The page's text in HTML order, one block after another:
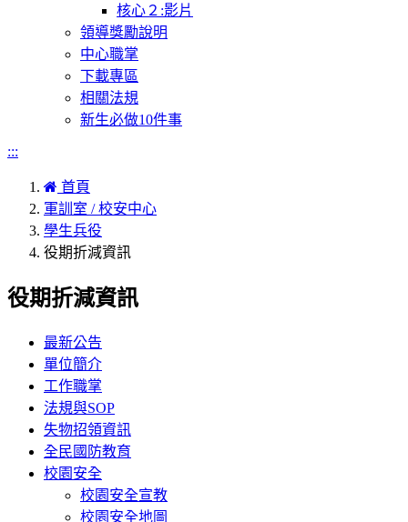
核心２:影片
領導獎勵說明
中心職掌
下載專區
相關法規
新生必做10件事
:::
首頁
軍訓室 / 校安中心
學生兵役
役期折減資訊
役期折減資訊
最新公告
單位簡介
工作職掌
法規與SOP
失物招領資訊
全民國防教育
校園安全
校園安全宣教
校園安全地圖